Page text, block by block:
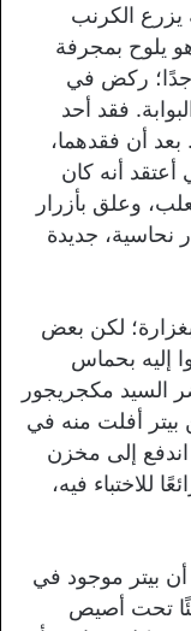
يزرع الكرنب
يلوح بمجرفة
جدًا؛ ركض في
فقد أحد
بعد أن فقدهما،
أنه كان
وعلق بأزرار
نحاسية، جديدة
لكن بعض
إليه بحماس
السيد مكجريجور
بيتر أفلت منه في
اندفع إلى مخزن
للاختباء فيه،
بيتر موجود في
تحت أصيص